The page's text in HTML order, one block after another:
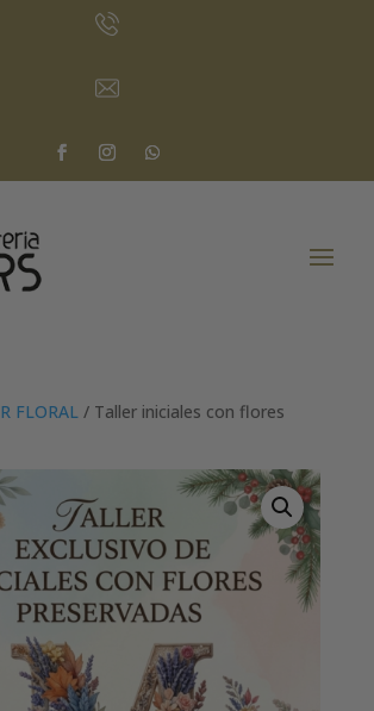
FLORAL/ Taller iniciales con flores